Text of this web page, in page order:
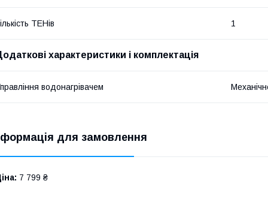
ТЕНів 1
характеристики і комплектація
водонагрівачем
для замовлення
7 799 ₴